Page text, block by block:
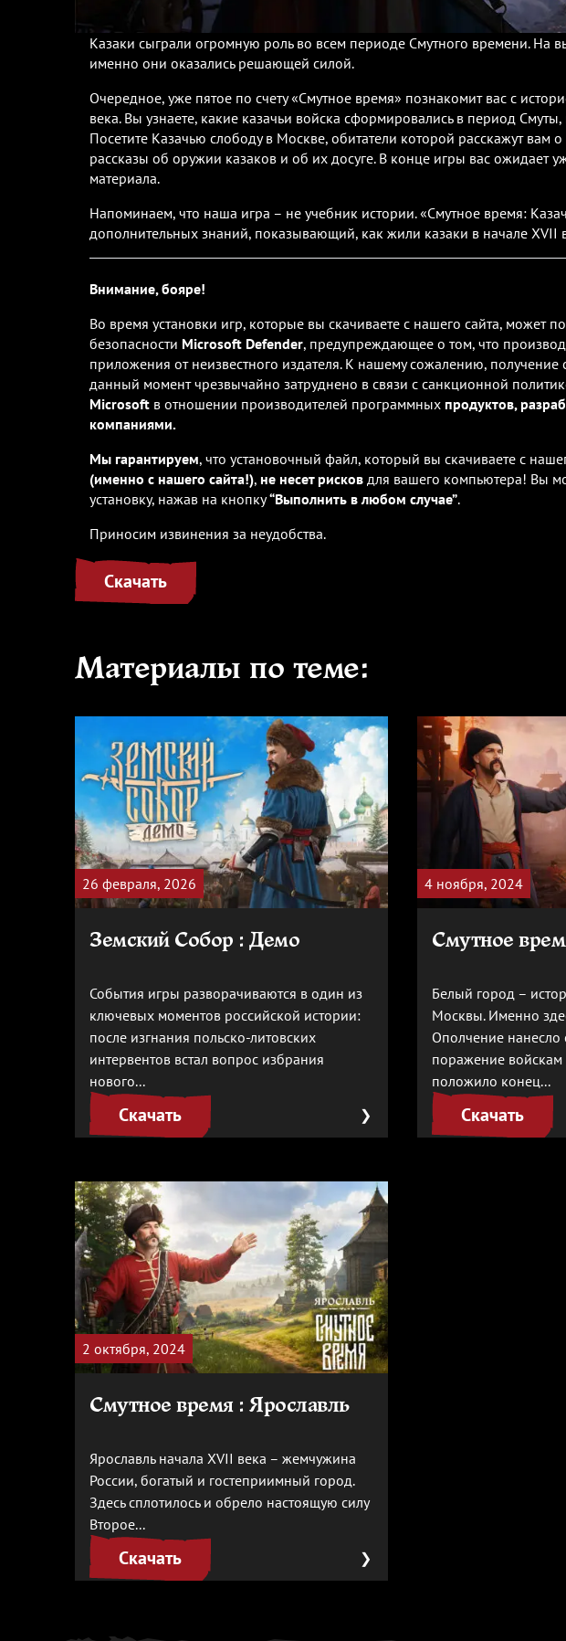
Казаки сыграли огромную роль во всем периоде Смутного времени. На
именно они оказались решающей силой.
Очередное, уже пятое по счету «Смутное время» познакомит ваc с
века. Вы узнаете, какие казачьи вой‌ска сформировались в период Смуты,
Посетите Казачью слободу в Москве, обитатели которой расскажут вам
рассказы об оружии казаков и об их досуге. В конце игры вас ожидает
материала.
Напоминаем, что наша игра – не учебник истории. «Смутное время:
дополнительных знаний, показывающий, как жили казаки в начале XVII
Внимание, бояре!
Во время установки игр, которые вы скачиваете с нашего сайта, может
безопасности Microsoft Defender, предупреждающее о том, что
приложения от неизвестного издателя. К нашему сожалению, получение
данный момент чрезвычайно затруднено в связи с санкционной
Microsoft в отношении производителей программных продуктов,
компаниями.
Мы гарантируем, что установочный файл, который вы скачиваете с
(именно с нашего сайта!), не несет рисков для вашего компьютера! Вы
установку, нажав на кнопку“Выполнить в любом случае”.
Приносим извинения за неудобства.
Скачать
Материалы по теме:
26 февраля, 2026
Земский Собор : Демо
События игры разворачиваются в один из
ключевых моментов российской истории:
после изгнания польско-литовских
интервентов встал вопрос избрания
нового...
Скачать ❯
4 ноября, 2024
Смутное
Белый город –
Москвы. Именно
Ополчение нанесло
поражение войскам
положило конец...
Скачать
2 октября, 2024
Смутное время : Ярославль
Ярославль начала XVII века – жемчужина
России, богатый и гостеприимный город.
Здесь сплотилось и обрело настоящую силу
Второе...
Скачать ❯